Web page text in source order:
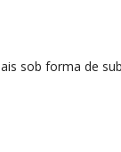
sob forma de